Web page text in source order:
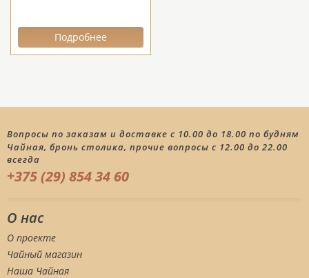
Подробнее
Вопросы по заказам и доставке с 10.00 до 18.00 по будням
Чайная, бронь столика, прочие вопросы с 12.00 до 22.00
всегда
+375 (29) 854 34 60
О нас
О проекте
Чайный магазин
Наша Чайная